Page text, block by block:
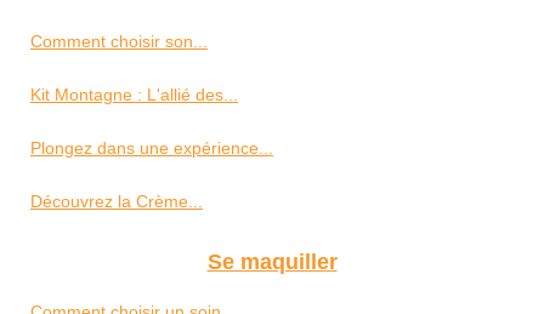
Comment choisir son...
Kit Montagne : L'allié des...
Plongez dans une expérience...
Découvrez la Crème...
Se maquiller